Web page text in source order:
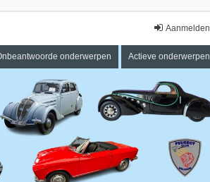
Aanmelden
onderwerpen Actieve onderwerpen